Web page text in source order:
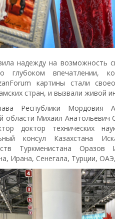
надежду на возможность
о глубоком впечатлении,
картины стали
стран, и вызвали живой
Республики Мордовия
области Михаил Анатольевич
доктор технических
консул Казахстана
Туркменистана
Ирана, Сенегала, Турции,